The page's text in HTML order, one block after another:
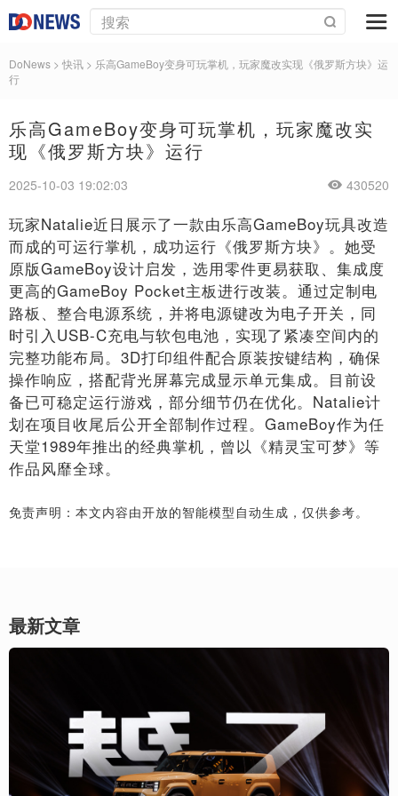
DoNews > 快讯 > 乐高GameBoy变身可玩掌机，玩家魔改实现《俄罗斯方块》运
行
乐高GameBoy变身可玩掌机，玩家魔改实
现《俄罗斯方块》运行
2025-10-03 19:02:03 430520
玩家Natalie近日展示了一款由乐高GameBoy玩具改造
而成的可运行掌机，成功运行《俄罗斯方块》。她受
原版GameBoy设计启发，选用零件更易获取、集成度
更高的GameBoy Pocket主板进行改装。通过定制电
路板、整合电源系统，并将电源键改为电子开关，同
时引入USB-C充电与软包电池，实现了紧凑空间内的
完整功能布局。3D打印组件配合原装按键结构，确保
操作响应，搭配背光屏幕完成显示单元集成。目前设
备已可稳定运行游戏，部分细节仍在优化。Natalie计
划在项目收尾后公开全部制作过程。GameBoy作为任
天堂1989年推出的经典掌机，曾以《精灵宝可梦》等
作品风靡全球。
免责声明：本文内容由开放的智能模型自动生成，仅供参考。
最新文章